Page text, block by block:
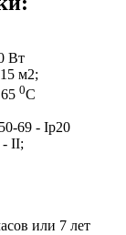
Вт
м2;
0С
69 - Iр20
- II;
или 7 лет